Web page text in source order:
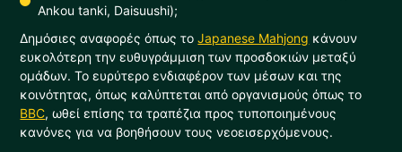
Ankou tanki, Daisuushi);
Δημόσιες αναφορές όπως τοJapanese Mahjong κάνουν
ευκολότερη την ευθυγράμμιση των προσδοκιών μεταξύ
ομάδων. Το ευρύτερο ενδιαφέρον των μέσων και της
κοινότητας, όπως καλύπτεται από οργανισμούς όπως το
BBC, ωθεί επίσης τα τραπέζια προς τυποποιημένους
κανόνες για να βοηθήσουν τους νεοεισερχόμενους.